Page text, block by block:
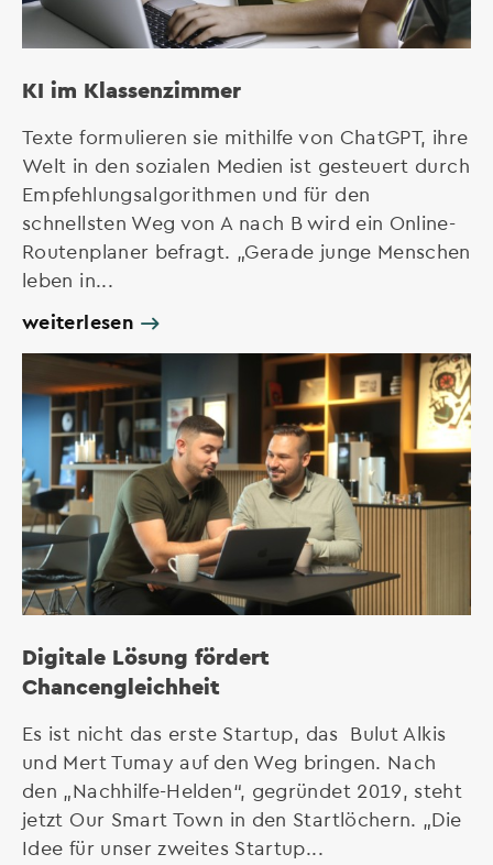
KI im Klassenzimmer
Texte formulieren sie mithilfe von ChatGPT, ihre
Welt in den sozialen Medien ist gesteuert durch
Empfehlungsalgorithmen und für den
schnellsten Weg von A nach B wird ein Online-
Routenplaner befragt. „Gerade junge Menschen
leben in...
weiterlesen
Digitale Lösung fördert
Chancengleichheit
Es ist nicht das erste Startup, das Bulut Alkis
und Mert Tumay auf den Weg bringen. Nach
den „Nachhilfe-Helden“, gegründet 2019, steht
jetzt Our Smart Town in den Startlöchern. „Die
Idee für unser zweites Startup...